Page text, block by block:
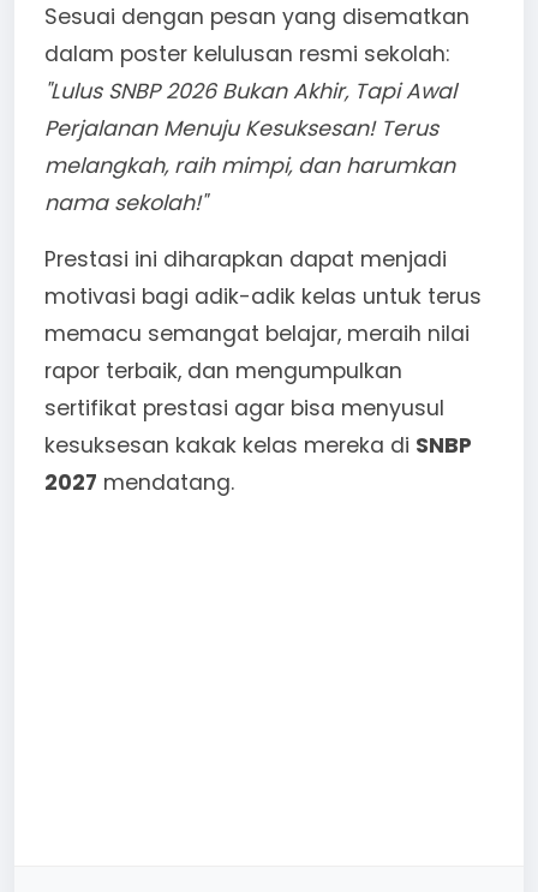
Sesuai dengan pesan yang disematkan
dalam poster kelulusan resmi sekolah:
"Lulus SNBP 2026 Bukan Akhir, Tapi Awal
Perjalanan Menuju Kesuksesan! Terus
melangkah, raih mimpi, dan harumkan
nama sekolah!"
Prestasi ini diharapkan dapat menjadi
motivasi bagi adik-adik kelas untuk terus
memacu semangat belajar, meraih nilai
rapor terbaik, dan mengumpulkan
sertifikat prestasi agar bisa menyusul
kesuksesan kakak kelas mereka di SNBP
2027 mendatang.